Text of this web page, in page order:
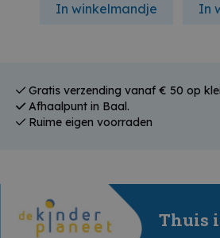
In winkelmandje In
Gratis verzending vanaf € 50 op
Afhaalpunt in Baal.
Ruime eigen voorraden
Thuis